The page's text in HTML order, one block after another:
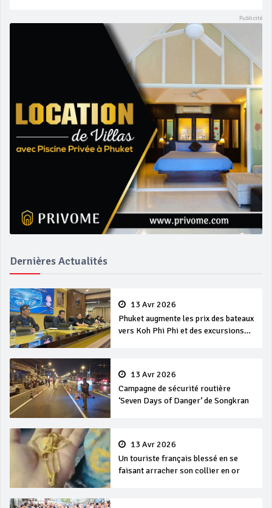
Dernières Actualités
13 Avr 2026
Phuket augmente les prix des bateaux
vers Koh Phi Phi et des excursions
13 Avr 2026
Campagne de sécurité routière
‘Seven Days of Danger’ de Songkran
13 Avr 2026
Un touriste français blessé en se
faisant arracher son collier en or